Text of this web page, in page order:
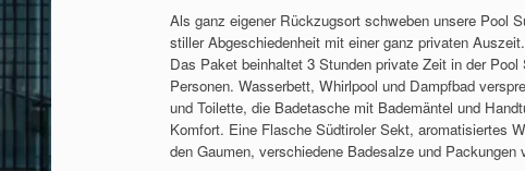
Als ganz eigener Rückzugsort schweben unsere Pool
stiller Abgeschiedenheit mit einer ganz privaten Auszeit.
Das Paket beinhaltet 3 Stunden private Zeit in der
Personen. Wasserbett, Whirlpool und Dampfbad
und Toilette, die Badetasche mit Bademäntel und
Komfort. Eine Flasche Südtiroler Sekt, aromatisiertes
den Gaumen, verschiedene Badesalze und Packungen